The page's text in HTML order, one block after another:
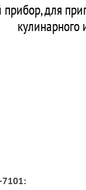
для
кулинарного
7101: